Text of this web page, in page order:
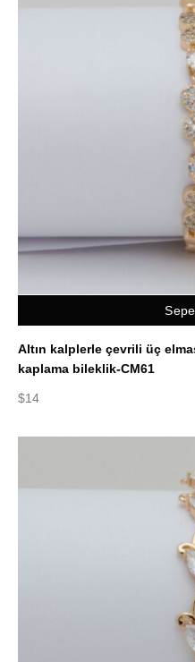
Altın kalplerle çevrili üç
kaplama bileklik-CM61
$14